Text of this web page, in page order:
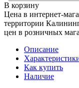
В корзину
Цена в интернет-
территории
цен в розничных
Описание
Как купить
Наличие